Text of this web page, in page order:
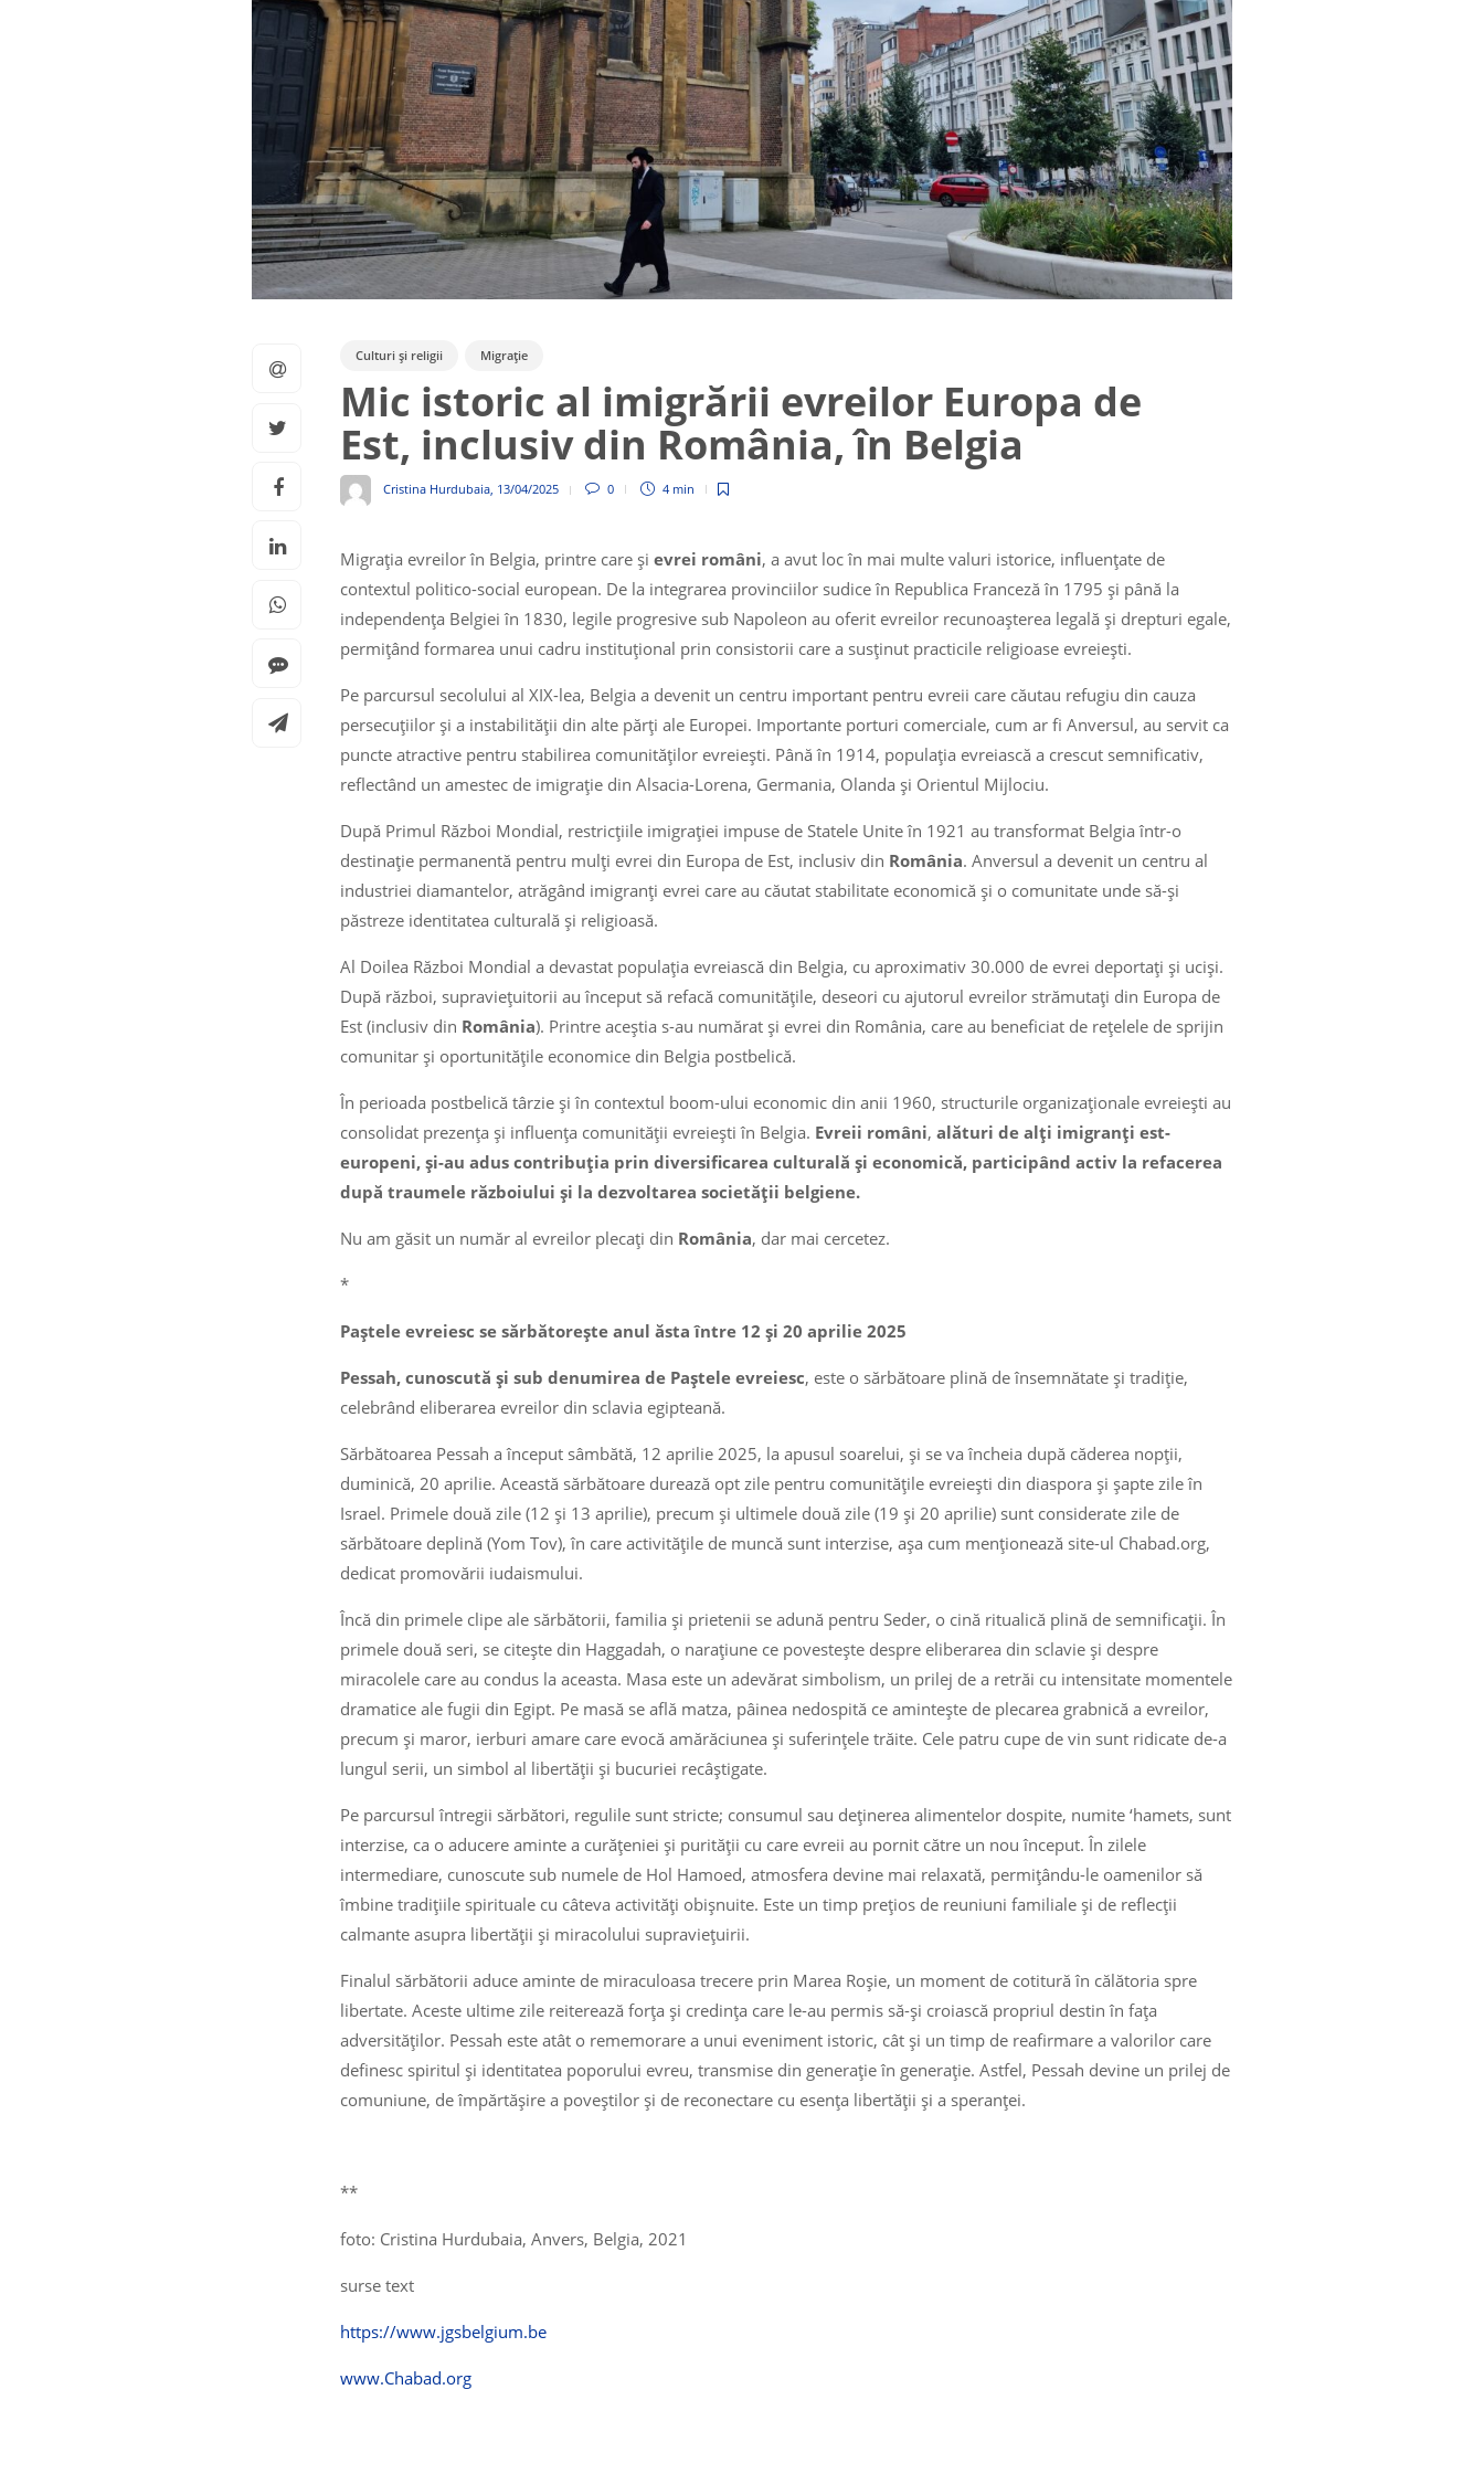
Culturi și religii Migrație
Mic istoric al imigrării evreilor Europa de
Est, inclusiv din România, în Belgia
Cristina Hurdubaia, 13/04/2025 0 4 min
Migrația evreilor în Belgia, printre care și evrei români, a avut loc în mai multe valuri istorice, influențate de
contextul politico-social european. De la integrarea provinciilor sudice în Republica Franceză în 1795 și până la
independența Belgiei în 1830, legile progresive sub Napoleon au oferit evreilor recunoașterea legală și drepturi egale,
permițând formarea unui cadru instituțional prin consistorii care a susținut practicile religioase evreiești.
Pe parcursul secolului al XIX-lea, Belgia a devenit un centru important pentru evreii care căutau refugiu din cauza
persecuțiilor și a instabilității din alte părți ale Europei. Importante porturi comerciale, cum ar fi Anversul, au servit ca
puncte atractive pentru stabilirea comunităților evreiești. Până în 1914, populația evreiască a crescut semnificativ,
reflectând un amestec de imigrație din Alsacia-Lorena, Germania, Olanda și Orientul Mijlociu.
După Primul Război Mondial, restricțiile imigrației impuse de Statele Unite în 1921 au transformat Belgia într-o
destinație permanentă pentru mulți evrei din Europa de Est, inclusiv din România. Anversul a devenit un centru al
industriei diamantelor, atrăgând imigranți evrei care au căutat stabilitate economică și o comunitate unde să-și
păstreze identitatea culturală și religioasă.
Al Doilea Război Mondial a devastat populația evreiască din Belgia, cu aproximativ 30.000 de evrei deportați și uciși.
După război, supraviețuitorii au început să refacă comunitățile, deseori cu ajutorul evreilor strămutați din Europa de
Est (inclusiv din România). Printre aceștia s-au numărat și evrei din România, care au beneficiat de rețelele de sprijin
comunitar și oportunitățile economice din Belgia postbelică.
În perioada postbelică târzie și în contextul boom-ului economic din anii 1960, structurile organizaționale evreiești au
consolidat prezența și influența comunității evreiești în Belgia. Evreii români, alături de alți imigranți est-
europeni, și-au adus contribuția prin diversificarea culturală și economică, participând activ la refacerea
după traumele războiului și la dezvoltarea societății belgiene.
Nu am găsit un număr al evreilor plecați din România, dar mai cercetez.
*
Paștele evreiesc se sărbătorește anul ăsta între 12 și 20 aprilie 2025
Pessah, cunoscută și sub denumirea de Paștele evreiesc, este o sărbătoare plină de însemnătate și tradiție,
celebrând eliberarea evreilor din sclavia egipteană.
Sărbătoarea Pessah a început sâmbătă, 12 aprilie 2025, la apusul soarelui, și se va încheia după căderea nopții,
duminică, 20 aprilie. Această sărbătoare durează opt zile pentru comunitățile evreiești din diaspora și șapte zile în
Israel. Primele două zile (12 și 13 aprilie), precum și ultimele două zile (19 și 20 aprilie) sunt considerate zile de
sărbătoare deplină (Yom Tov), în care activitățile de muncă sunt interzise, așa cum menționează site-ul Chabad.org,
dedicat promovării iudaismului.
Încă din primele clipe ale sărbătorii, familia și prietenii se adună pentru Seder, o cină ritualică plină de semnificații. În
primele două seri, se citește din Haggadah, o narațiune ce povestește despre eliberarea din sclavie și despre
miracolele care au condus la aceasta. Masa este un adevărat simbolism, un prilej de a retrăi cu intensitate momentele
dramatice ale fugii din Egipt. Pe masă se află matza, pâinea nedospită ce amintește de plecarea grabnică a evreilor,
precum și maror, ierburi amare care evocă amărăciunea și suferințele trăite. Cele patru cupe de vin sunt ridicate de-a
lungul serii, un simbol al libertății și bucuriei recâștigate.
Pe parcursul întregii sărbători, regulile sunt stricte; consumul sau deținerea alimentelor dospite, numite ‘hamets, sunt
interzise, ca o aducere aminte a curățeniei și purității cu care evreii au pornit către un nou început. În zilele
intermediare, cunoscute sub numele de Hol Hamoed, atmosfera devine mai relaxată, permițându-le oamenilor să
îmbine tradițiile spirituale cu câteva activități obișnuite. Este un timp prețios de reuniuni familiale și de reflecții
calmante asupra libertății și miracolului supraviețuirii.
Finalul sărbătorii aduce aminte de miraculoasa trecere prin Marea Roșie, un moment de cotitură în călătoria spre
libertate. Aceste ultime zile reiterează forța și credința care le-au permis să-și croiască propriul destin în fața
adversităților. Pessah este atât o rememorare a unui eveniment istoric, cât și un timp de reafirmare a valorilor care
definesc spiritul și identitatea poporului evreu, transmise din generație în generație. Astfel, Pessah devine un prilej de
comuniune, de împărtășire a poveștilor și de reconectare cu esența libertății și a speranței.
**
foto: Cristina Hurdubaia, Anvers, Belgia, 2021
surse text
https://www.jgsbelgium.be
www.Chabad.org